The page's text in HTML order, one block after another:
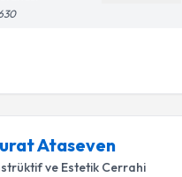
Ataseven
ve Estetik Cerrahi